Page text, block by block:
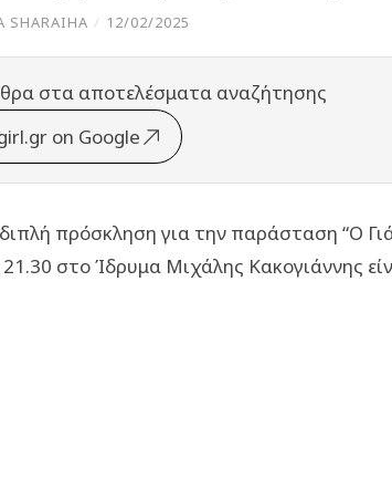
SHARAIHA / 12/02/2025
στα αποτελέσματα αναζήτησης
on Google
πρόσκληση για την παράσταση “Ο
στο Ίδρυμα Μιχάλης Κακογιάννης